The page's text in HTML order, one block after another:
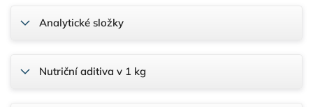
Analytické složky
Nutriční aditiva v 1 kg